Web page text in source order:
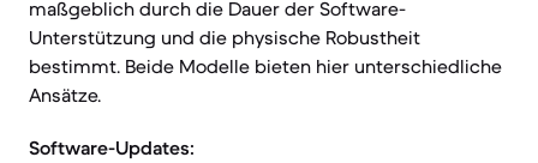
maßgeblich durch die Dauer der Software-
Unterstützung und die physische Robustheit
bestimmt. Beide Modelle bieten hier unterschiedliche
Ansätze.
Software-Updates: